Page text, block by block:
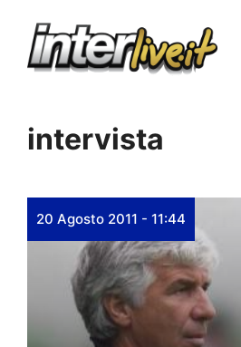
intervista
20 Agosto 2011 - 11:44